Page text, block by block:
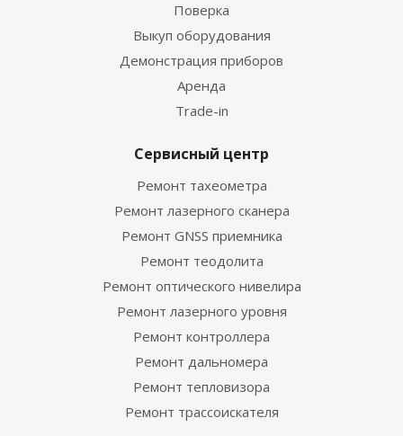
Поверка
Выкуп оборудования
Демонстрация приборов
Аренда
Trade-in
Сервисный центр
Ремонт тахеометра
Ремонт лазерного сканера
Ремонт GNSS приемника
Ремонт теодолита
Ремонт оптического нивелира
Ремонт лазерного уровня
Ремонт контроллера
Ремонт дальномера
Ремонт тепловизора
Ремонт трассоискателя